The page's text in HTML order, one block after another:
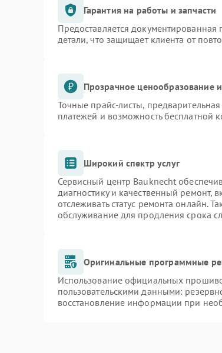
Гарантия на работы и запчасти
Предоставляется
детали, что защищает клиента от
Прозрачное ценообразование
Точные прайс-листы,
платежей и возможность бесплатной
Широкий спектр услуг
Сервисный центр Bauknecht
диагностику и качественный ремонт,
отслеживать статус ремонта онлайн.
обслуживание для продления срока
Оригинальные программные
Использование официальных
пользовательскими данными:
восстановление информации при